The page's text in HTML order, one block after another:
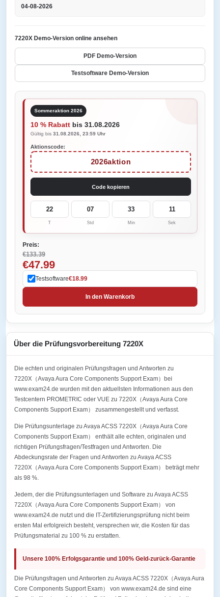
04-08-2026
7220X Demo-Version online ansehen
PDF Demo-Version
Testsoftware Demo-Version
Sommeraktion 2026
10 % Rabatt bis 31.08.2026
Gültig bis 31.08.2026, 23:59 Uhr
Aktionscode:
2026aktion
Code kopieren
22
T
07
Std
33
Min
11
Sek
Preis:
€133.39
€47.99
Testsoftware€18.99
In den Warenkorb
Über die Prüfungsvorbereitung 7220X
Die echten und originalen Prüfungsfragen und Antworten zu
7220X（Avaya Aura Core Components Support Exam）bei
www.exam24.de wurden mit den aktuellsten Informationen aus den
Testcentern PROMETRIC oder VUE zu 7220X（Avaya Aura Core
Components Support Exam） zusammengestellt und verfasst.
Die Prüfungsunterlage zu Avaya ACSS 7220X（Avaya Aura Core
Components Support Exam） enthält alle echten, originalen und
richtigen Prüfungsfragen/Testfragen und Antworten. Die
Abdeckungsrate der Fragen und Antworten zu Avaya ACSS
7220X（Avaya Aura Core Components Support Exam） beträgt mehr
als 98 %.
Jedem, der die Prüfungsunterlagen und Software zu Avaya ACSS
7220X（Avaya Aura Core Components Support Exam） von
www.exam24.de nutzt und die IT-Zertifizierungsprüfung nicht beim
ersten Mal erfolgreich besteht, versprechen wir, die Kosten für das
Prüfungsmaterial zu 100 % zu erstatten.
Unsere 100% Erfolgsgarantie und 100% Geld-zurück-Garantie
Die Prüfungsfragen und Antworten zu Avaya ACSS 7220X（Avaya Aura
Core Components Support Exam） von www.exam24.de sind eine